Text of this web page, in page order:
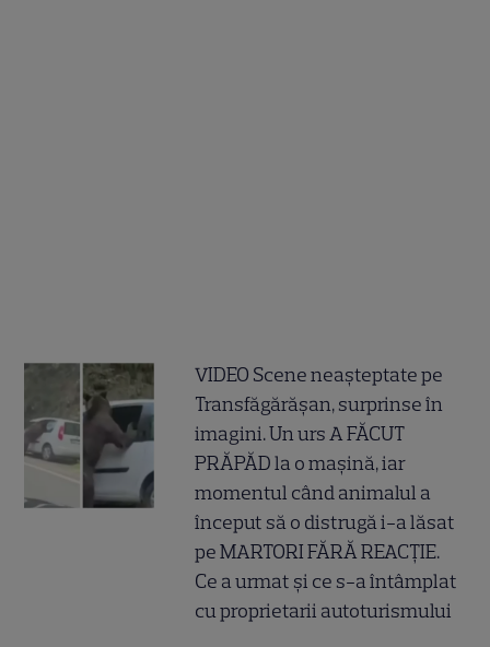
VIDEO Scene neașteptate pe
Transfăgărășan, surprinse în
imagini. Un urs A FĂCUT
PRĂPĂD la o mașină, iar
momentul când animalul a
început să o distrugă i-a lăsat
pe MARTORI FĂRĂ REACȚIE.
Ce a urmat și ce s-a întâmplat
cu proprietarii autoturismului